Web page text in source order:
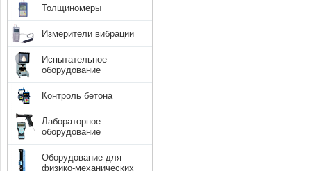
Толщиномеры
Измерители вибрации
Испытательное
оборудование
Контроль бетона
Лабораторное
оборудование
Оборудование для
физико-механических